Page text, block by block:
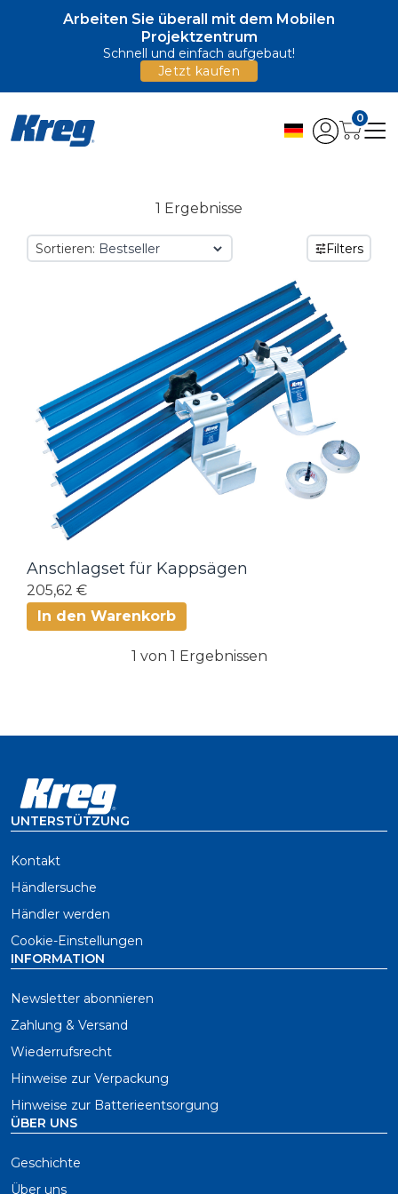
Arbeiten Sie überall mit dem Mobilen
Projektzentrum
Schnell und einfach aufgebaut!
Jetzt kaufen
0
1 Ergebnisse
Sortieren: Filters
Anschlagset für Kappsägen
205,62 €
In den Warenkorb
1 von 1 Ergebnissen
UNTERSTÜTZUNG
Kontakt
Händlersuche
Händler werden
Cookie-Einstellungen
INFORMATION
Newsletter abonnieren
Zahlung & Versand
Wiederrufsrecht
Hinweise zur Verpackung
Hinweise zur Batterieentsorgung
ÜBER UNS
Geschichte
Über uns